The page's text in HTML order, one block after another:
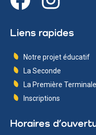
Liens rapides
Notre projet éducatif
La Seconde
La Première Terminale
Inscriptions
Horaires